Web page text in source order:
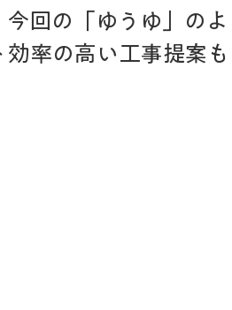
回の「ゆうゆ」のよ
率の高い工事提案も